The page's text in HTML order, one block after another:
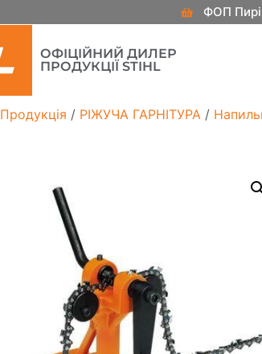
ФОП
ОФІЦІЙНИЙ ДИЛЕР
ПРОДУКЦІЇ STIHL
Продукція / РІЖУЧА ГАРНІТУРА /